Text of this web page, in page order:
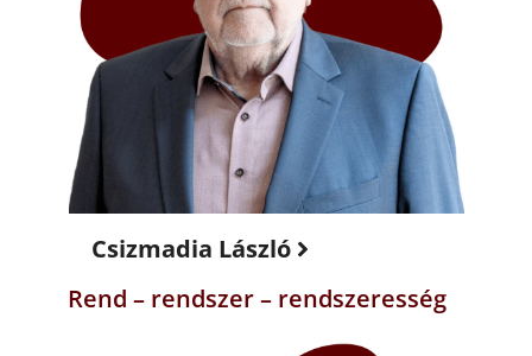
Csizmadia László
Rend – rendszer – rendszeresség